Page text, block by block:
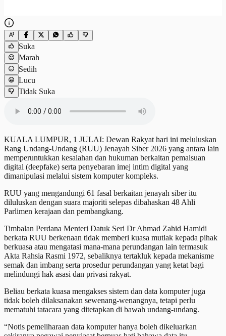
Suka
Marah
Sedih
Lucu
Tidak Suka
KUALA LUMPUR, 1 JULAI: Dewan Rakyat hari ini meluluskan
Rang Undang-Undang (RUU) Jenayah Siber 2026 yang antara lain
memperuntukkan kesalahan dan hukuman berkaitan pemalsuan
digital (deepfake) serta penyebaran imej intim digital yang
dimanipulasi melalui sistem komputer kompleks.
RUU yang mengandungi 61 fasal berkaitan jenayah siber itu
diluluskan dengan suara majoriti selepas dibahaskan 48 Ahli
Parlimen kerajaan dan pembangkang.
Timbalan Perdana Menteri Datuk Seri Dr Ahmad Zahid Hamidi
berkata RUU berkenaan tidak memberi kuasa mutlak kepada pihak
berkuasa atau mengatasi mana-mana perundangan lain termasuk
Akta Rahsia Rasmi 1972, sebaliknya tertakluk kepada mekanisme
semak dan imbang serta prosedur perundangan yang ketat bagi
melindungi hak asasi dan privasi rakyat.
Beliau berkata kuasa mengakses sistem dan data komputer juga
tidak boleh dilaksanakan sewenang-wenangnya, tetapi perlu
mematuhi tatacara yang ditetapkan di bawah undang-undang.
“Notis pemeliharaan data komputer hanya boleh dikeluarkan